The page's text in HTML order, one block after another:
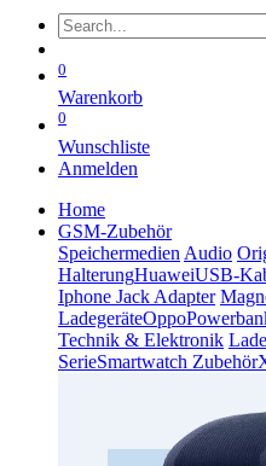
0
Warenkorb
0
Wunschliste
Anmelden
Home
GSM-Zubehör
Speichermedien Audio
HalterungHuaweiUSB-
Iphone Jack Adapter
LadegeräteOppo
Technik & Elektronik
SerieSmartwatch Zubehör